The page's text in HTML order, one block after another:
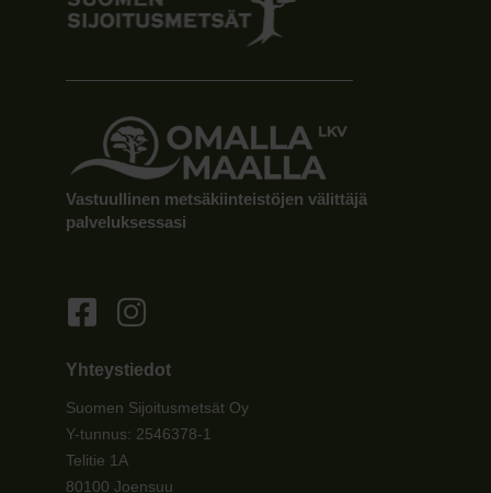
Vastuullinen metsäkiinteistöjen välittäjä
palveluksessasi
Yhteystiedot
Suomen Sijoitusmetsät Oy
Y-tunnus: 2546378-1
Telitie 1A
80100 Joensuu